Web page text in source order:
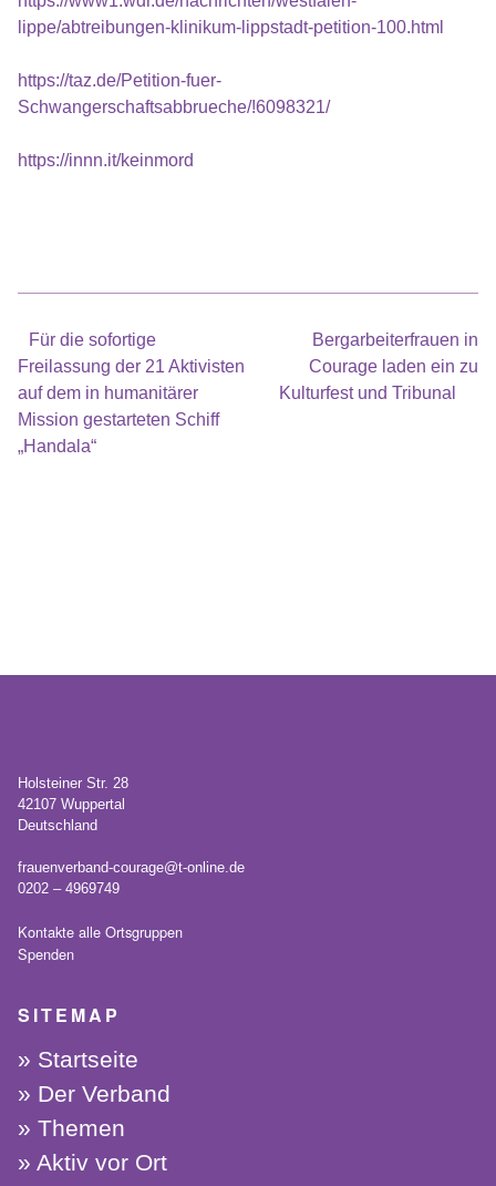
lippe/abtreibungen-klinikum-lippstadt-petition-100.html
https://taz.de/Petition-fuer-
Schwangerschaftsabbrueche/!6098321/
https://innn.it/keinmord
Für die sofortige
Freilassung der 21 Aktivisten
auf dem in humanitärer
Mission gestarteten Schiff
„Handala“
Bergarbeiterfrauen in
Courage laden ein zu
Kulturfest und Tribunal
Holsteiner Str. 28
42107 Wuppertal
Deutschland
frauenverband-courage@t-online.de
0202 – 4969749
Kontakte alle Ortsgruppen
Spenden
SITEMAP
Startseite
Der Verband
Themen
Aktiv vor Ort